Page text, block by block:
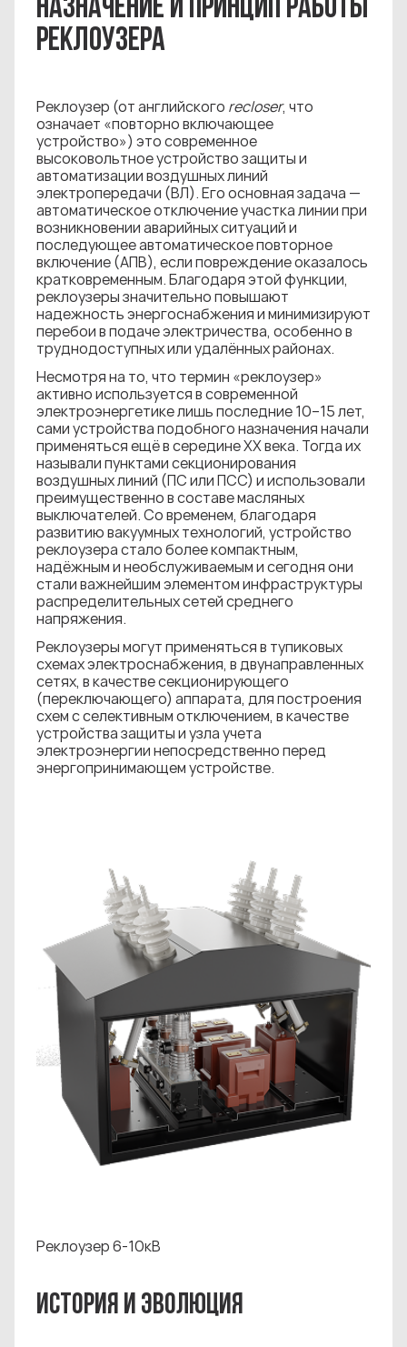
НАЗНАЧЕНИЕ И ПРИНЦИП РАБОТЫ
РЕКЛОУЗЕРА
Реклоузер (от английского recloser, что
означает «повторно включающее
устройство») это современное
высоковольтное устройство защиты и
автоматизации воздушных линий
электропередачи (ВЛ). Его основная задача —
автоматическое отключение участка линии при
возникновении аварийных ситуаций и
последующее автоматическое повторное
включение (АПВ), если повреждение оказалось
кратковременным. Благодаря этой функции,
реклоузеры значительно повышают
надежность энергоснабжения и минимизируют
перебои в подаче электричества, особенно в
труднодоступных или удалённых районах.
Несмотря на то, что термин «реклоузер»
активно используется в современной
электроэнергетике лишь последние 10–15 лет,
сами устройства подобного назначения начали
применяться ещё в середине XX века. Тогда их
называли пунктами секционирования
воздушных линий (ПС или ПСС) и использовали
преимущественно в составе масляных
выключателей. Со временем, благодаря
развитию вакуумных технологий, устройство
реклоузера стало более компактным,
надёжным и необслуживаемым и сегодня они
стали важнейшим элементом инфраструктуры
распределительных сетей среднего
напряжения.
Реклоузеры могут применяться в тупиковых
схемах электроснабжения, в двунаправленных
сетях, в качестве секционирующего
(переключающего) аппарата, для построения
схем с селективным отключением, в качестве
устройства защиты и узла учета
электроэнергии непосредственно перед
энергопринимающем устройстве.
Реклоузер 6-10кВ
ИСТОРИЯ И ЭВОЛЮЦИЯ